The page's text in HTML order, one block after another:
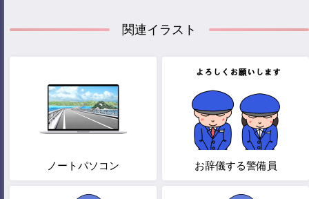
関連イラスト
ノートパソコン お辞儀する警備員